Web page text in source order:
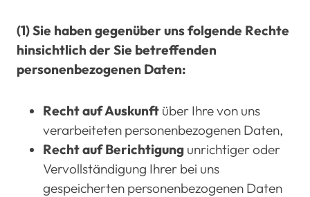
(1) Sie haben gegenüber uns folgende Rechte
hinsichtlich der Sie betreffenden
personenbezogenen Daten:
Recht auf Auskunft über Ihre von uns
verarbeiteten personenbezogenen Daten,
Recht auf Berichtigung unrichtiger oder
Vervollständigung Ihrer bei uns
gespeicherten personenbezogenen Daten